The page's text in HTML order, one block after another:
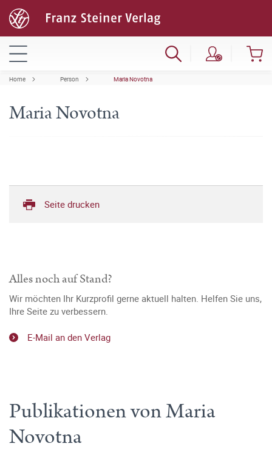
Home Person Maria Novotna
Maria Novotna
Seite drucken
Alles noch auf Stand?
Wir möchten Ihr Kurzprofil gerne aktuell halten. Helfen Sie uns,
Ihre Seite zu verbessern.
E-Mail an den Verlag
Publikationen von Maria
Novotna